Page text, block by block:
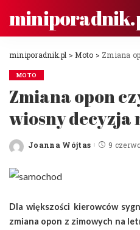
miniporadnik.pl > Moto > Zmiana opon
MOTO
Zmiana opon
wiosny decyzja
Posted
Joanna Wójtas 9
Dla większości kierowców
zmiana opon z zimowych na